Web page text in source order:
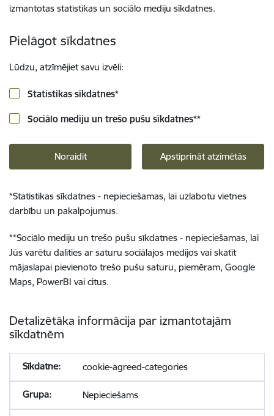
izmantotas statistikas un sociālo mediju sīkdatnes.
Pielāgot sīkdatnes
Lūdzu, atzīmējiet savu izvēli:
Statistikas sīkdatnes*
Sociālo mediju un trešo pušu sīkdatnes**
Noraidīt Apstiprināt atzīmētās
*Statistikas sīkdatnes - nepieciešamas, lai uzlabotu vietnes
darbību un pakalpojumus.
**Sociālo mediju un trešo pušu sīkdatnes - nepieciešamas, lai
Jūs varētu dalīties ar saturu sociālajos medijos vai skatīt
mājaslapai pievienoto trešo pušu saturu, piemēram, Google
Maps, PowerBI vai citus.
Detalizētāka informācija par izmantotajām
sīkdatnēm
cookie-agreed-categories
Nepieciešams